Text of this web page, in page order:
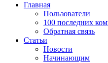
Главная
Пользователи
100 последних
Обратная связь
Статьи
Новости
Начинающим